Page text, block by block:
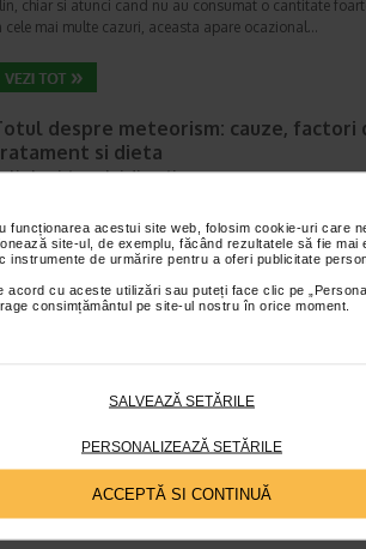
acestui site web, folosim cookie-uri care
site-ul, de exemplu, făcând rezultatele să fie
de urmărire pentru a oferi publicitate
acord cu aceste utilizări sau puteți face clic pe
consimțământul pe site-ul nostru în orice moment.
SALVEAZĂ SETĂRILE
PERSONALIZEAZĂ SETĂRILE
ACCEPTĂ SI CONTINUĂ
chiar si atunci cand nu au consumat o cantitate
cele mai multe cazuri, aceasta apare ocazional…
despre meteorism: cauze, factori
si dieta
ale sistemului digestiv
abdominal este una dintre cele mai
la adulti si copii. Printre manifestarile care pot